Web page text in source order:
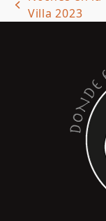
previous
Villa 2023